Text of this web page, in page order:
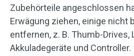
Zubehörteile angeschlossen
Erwägung ziehen, einige nicht
entfernen, z. B. Thumb-Drives,
Akkuladegeräte und Controller.